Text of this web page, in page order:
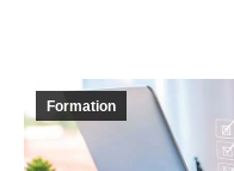
Formation